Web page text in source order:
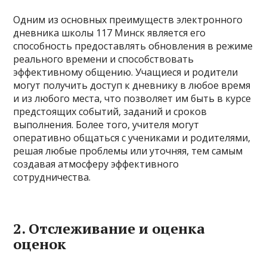
Одним из основных преимуществ электронного
дневника школы 117 Минск является его
способность предоставлять обновления в режиме
реального времени и способствовать
эффективному общению. Учащиеся и родители
могут получить доступ к дневнику в любое время
и из любого места, что позволяет им быть в курсе
предстоящих событий, заданий и сроков
выполнения. Более того, учителя могут
оперативно общаться с учениками и родителями,
решая любые проблемы или уточняя, тем самым
создавая атмосферу эффективного
сотрудничества.
2. Отслеживание и оценка
оценок